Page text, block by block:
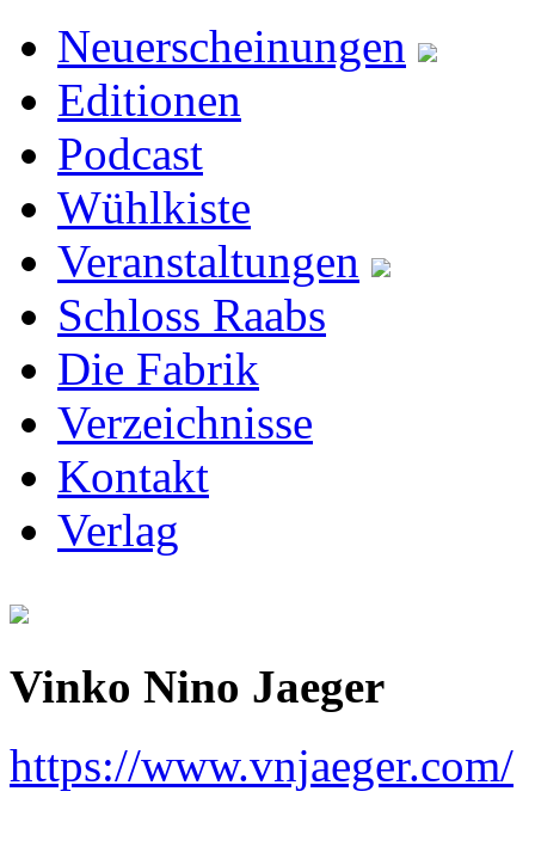
Neuerscheinungen
Editionen
Podcast
Wühlkiste
Veranstaltungen
Schloss Raabs
Die Fabrik
Verzeichnisse
Kontakt
Verlag
Vinko Nino Jaeger
https://www.vnjaeger.com/